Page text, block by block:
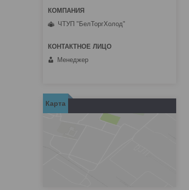
ЧТУП "БелТоргХолод"
Менеджер
Карта